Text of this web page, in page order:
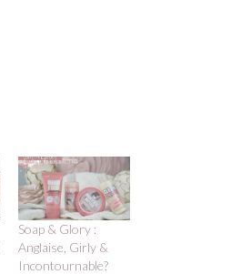
Soap & Glory :
Anglaise, Girly &
Incontournable?